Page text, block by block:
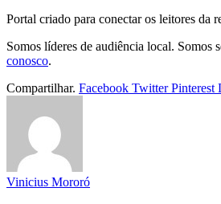
Portal criado para conectar os leitores da
Somos líderes de audiência local. Somos
conosco.
Compartilhar. Facebook Twitter Pinterest
Vinicius Mororó